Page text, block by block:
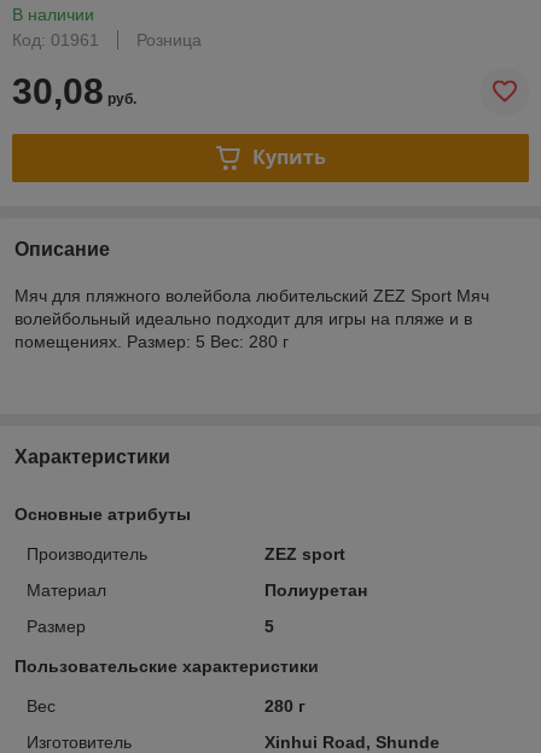
В наличии
Код: 01961
Розница
30,08 руб.
Купить
Описание
Мяч для пляжного волейбола любительский ZEZ Sport Мяч
волейбольный идеально подходит для игры на пляже и в
помещениях. Размер: 5 Вес: 280 г
Характеристики
Основные атрибуты
Производитель
ZEZ sport
Материал
Полиуретан
Размер
5
Пользовательские характеристики
Вес
280 г
Изготовитель
Xinhui Road, Shunde